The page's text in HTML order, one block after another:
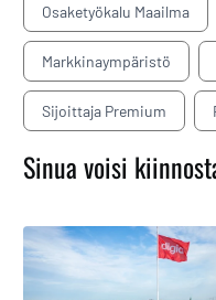
Osaketyökalu Maailma
Markkinaympäristö
Sijoittaja Premium
Sinua voisi